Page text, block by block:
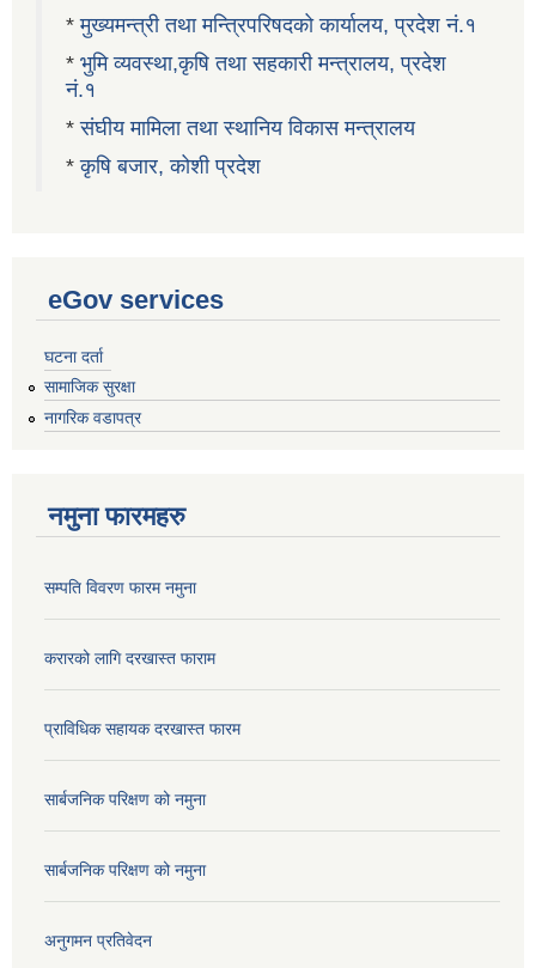
*मुख्यमन्त्री तथा मन्त्रिपरिषदको कार्यालय, प्रदेश नं.१
* भुमि व्यवस्था,कृषि तथा सहकारी मन्त्रालय, प्रदेश
नं.१
*संघीय मामिला तथा स्थानिय विकास मन्त्रालय
*कृषि बजार, कोशी प्रदेश
eGov services
घटना दर्ता
सामाजिक सुरक्षा
नागरिक वडापत्र
नमुना फारमहरु
सम्पति विवरण फारम नमुना
करारको लागि दरखास्त फाराम
प्राविधिक सहायक दरखास्त फारम
सार्बजनिक परिक्षण को नमुना
सार्बजनिक परिक्षण को नमुना
अनुगमन प्रतिवेदन